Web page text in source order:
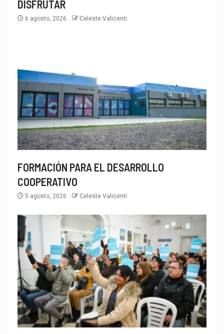
DISFRUTAR
6 agosto, 2026 Celeste Valicenti
FORMACIÓN PARA EL DESARROLLO
COOPERATIVO
5 agosto, 2026 Celeste Valicenti